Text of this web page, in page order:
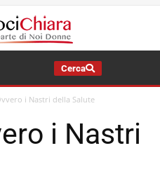
Cerca
i Nastri della Salute
i Nastri